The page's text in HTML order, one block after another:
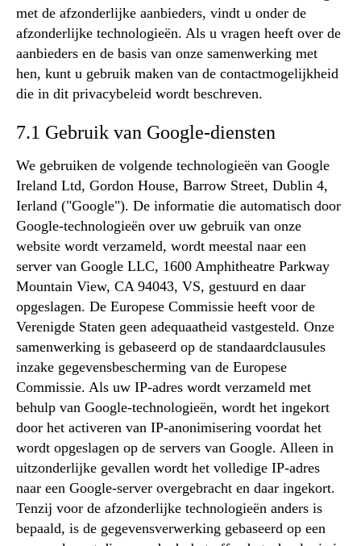
met de afzonderlijke aanbieders, vindt u onder de
afzonderlijke technologieën. Als u vragen heeft over de
aanbieders en de basis van onze samenwerking met
hen, kunt u gebruik maken van de contactmogelijkheid
die in dit privacybeleid wordt beschreven.
7.1 Gebruik van Google-diensten
We gebruiken de volgende technologieën van Google
Ireland Ltd, Gordon House, Barrow Street, Dublin 4,
Ierland ("Google"). De informatie die automatisch door
Google-technologieën over uw gebruik van onze
website wordt verzameld, wordt meestal naar een
server van Google LLC, 1600 Amphitheatre Parkway
Mountain View, CA 94043, VS, gestuurd en daar
opgeslagen. De Europese Commissie heeft voor de
Verenigde Staten geen adequaatheid vastgesteld. Onze
samenwerking is gebaseerd op de standaardclausules
inzake gegevensbescherming van de Europese
Commissie. Als uw IP-adres wordt verzameld met
behulp van Google-technologieën, wordt het ingekort
door het activeren van IP-anonimisering voordat het
wordt opgeslagen op de servers van Google. Alleen in
uitzonderlijke gevallen wordt het volledige IP-adres
naar een Google-server overgebracht en daar ingekort.
Tenzij voor de afzonderlijke technologieën anders is
bepaald, is de gegevensverwerking gebaseerd op een